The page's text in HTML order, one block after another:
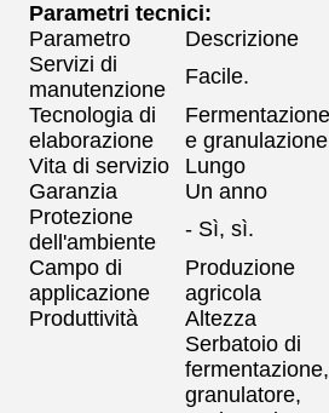
Parametri tecnici:
Parametro
Descrizione
Servizi di
manutenzione
Facile.
Tecnologia di
elaborazione
Fermentazione
e granulazione
Vita di servizio
Lungo
Garanzia
Un anno
Protezione
dell'ambiente
- Sì, sì.
Campo di
applicazione
Produzione
agricola
Produttività
Altezza
Serbatoio di
fermentazione,
granulatore,